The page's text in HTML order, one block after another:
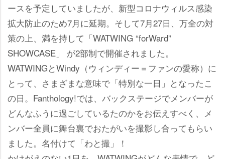
ースを予定していましたが、新型コロナウィルス感染
拡大防止のため7月に延期。そして7月27日、万全の対
策の上、満を持して「WATWING “forWard”
SHOWCASE」 が2部制で開催されました。
WATWINGとWindy（ウィンディー＝ファンの愛称）に
とって、さまざまな意味で「特別な一日」となったこ
の日。Fanthology!では、バックステージでメンバーが
どんなふうに過ごしているたのかをお伝えすべく、メ
ンバー全員に舞台裏でおたがいを撮影し合ってもらい
ました。名付けて「わと撮」！